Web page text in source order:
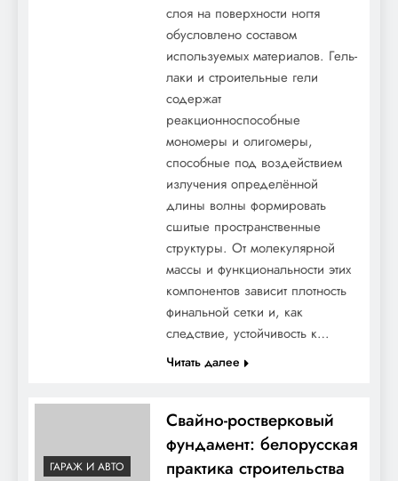
слоя на поверхности ногтя
обусловлено составом
используемых материалов. Гель-
лаки и строительные гели
содержат
реакционноспособные
мономеры и олигомеры,
способные под воздействием
излучения определённой
длины волны формировать
сшитые пространственные
структуры. От молекулярной
массы и функциональности этих
компонентов зависит плотность
финальной сетки и, как
следствие, устойчивость к…
Читать далее
ГАРАЖ И АВТО
Свайно-ростверковый
фундамент: белорусская
практика строительства